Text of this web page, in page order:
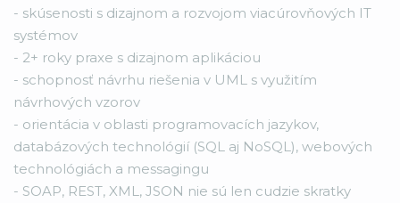
- skúsenosti s dizajnom a rozvojom viacúrovňových IT
systémov
- 2+ roky praxe s dizajnom aplikáciou
- schopnosť návrhu riešenia v UML s využitím
návrhových vzorov
- orientácia v oblasti programovacích jazykov,
databázových technológií (SQL aj NoSQL), webových
technológiách a messagingu
- SOAP, REST, XML, JSON nie sú len cudzie skratky